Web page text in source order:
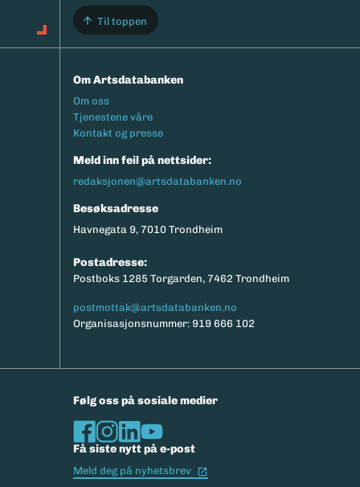
Til toppen
Om Artsdatabanken
Footermeny
Om oss
Tjenestene våre
Kontakt og presse
Meld inn feil på nettsider:
redaksjonen@artsdatabanken.no
Besøksadresse
Havnegata 9, 7010 Trondheim
Postadresse:
Postboks 1285 Torgarden, 7462 Trondheim
postmottak@artsdatabanken.no
Organisasjonsnummer: 919 666 102
Følg oss på sosiale medier
Få siste nytt på e-post
Meld deg på nyhetsbrev